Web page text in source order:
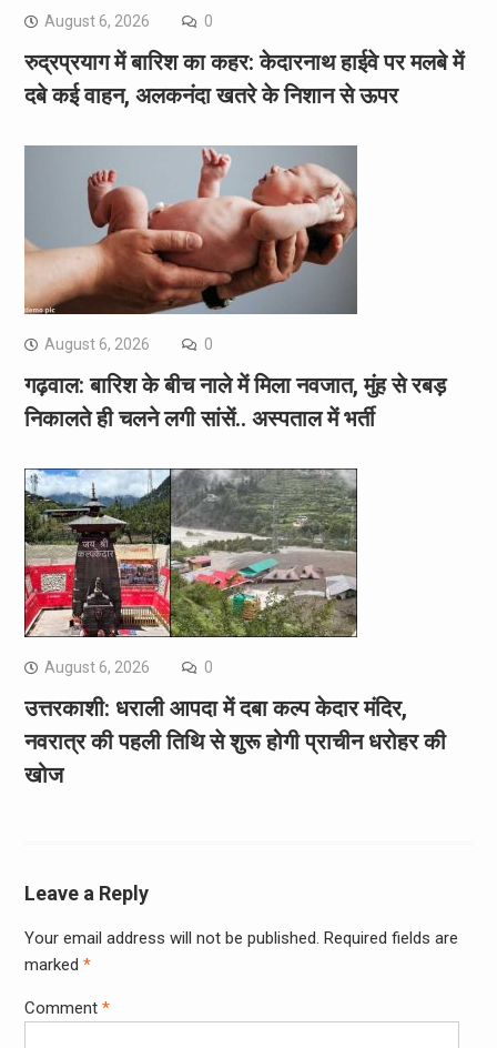
August 6, 2026 0
रुद्रप्रयाग में बारिश का कहर: केदारनाथ हाईवे पर मलबे में
दबे कई वाहन, अलकनंदा खतरे के निशान से ऊपर
August 6, 2026 0
गढ़वाल: बारिश के बीच नाले में मिला नवजात, मुंह से रबड़
निकालते ही चलने लगी सांसें.. अस्पताल में भर्ती
August 6, 2026 0
उत्तरकाशी: धराली आपदा में दबा कल्प केदार मंदिर,
नवरात्र की पहली तिथि से शुरू होगी प्राचीन धरोहर की
खोज
Leave a Reply
Your email address will not be published. Required fields are
marked *
Comment *